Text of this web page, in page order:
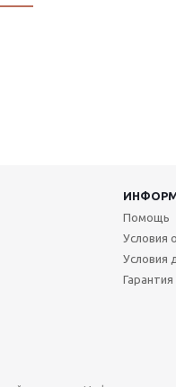
Помощь
Условия
Условия